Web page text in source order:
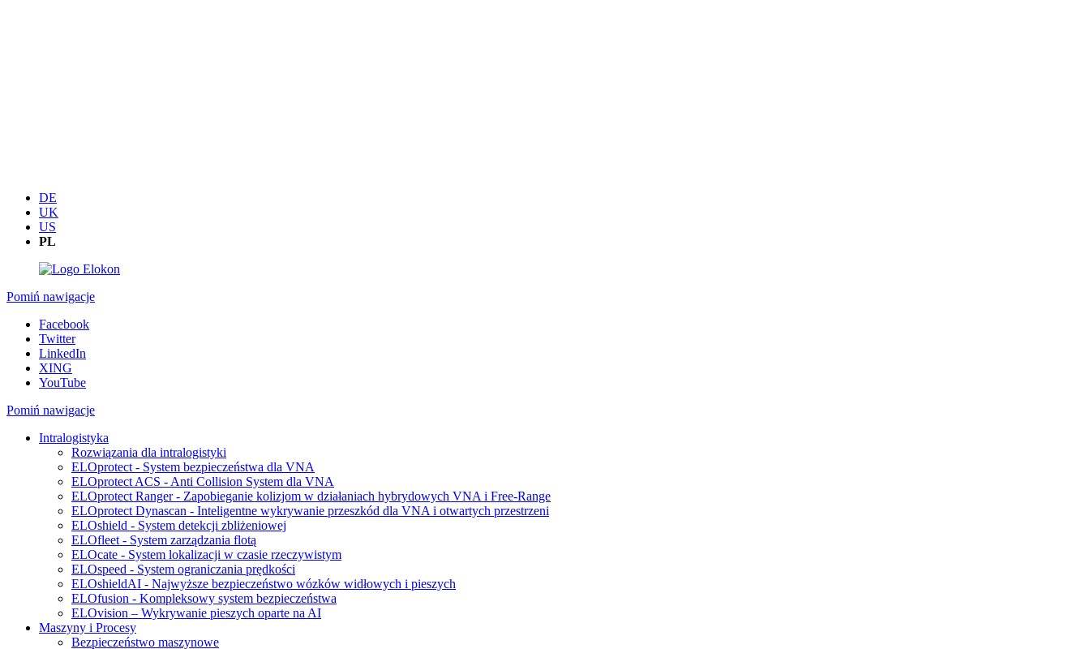
DE
UK
US
PL
Pomiń nawigacje
Facebook
Twitter
LinkedIn
XING
YouTube
Pomiń nawigacje
Intralogistyka
Rozwiązania dla intralogistyki
ELOprotect - System bezpieczeństwa dla VNA
ELOprotect ACS - Anti Collision System dla VNA
ELOprotect Ranger - Zapobieganie kolizjom w działaniach hybrydowych VNA i Free-Range
ELOprotect Dynascan - Inteligentne wykrywanie przeszkód dla VNA i otwartych przestrzeni
ELOshield - System detekcji zbliżeniowej
ELOfleet - System zarządzania flotą
ELOcate - System lokalizacji w czasie rzeczywistym
ELOspeed - System ograniczania prędkości
ELOshieldAI - Najwyższe bezpieczeństwo wózków widłowych i pieszych
ELOfusion - Kompleksowy system bezpieczeństwa
ELOvision – Wykrywanie pieszych oparte na AI
Maszyny i Procesy
Bezpieczeństwo maszynowe